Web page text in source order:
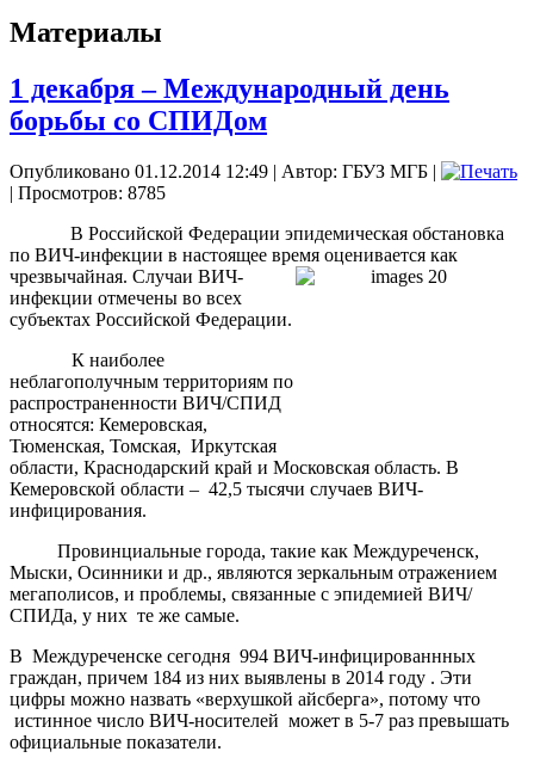
Материалы
1 декабря – Международный день
борьбы со СПИДом
Опубликовано 01.12.2014 12:49 | Автор: ГБУЗ МГБ |
| Просмотров: 8785
В Российской Федерации эпидемическая обстановка
по ВИЧ-инфекции в настоящее время оценивается как
чрезвычайная. Случаи ВИЧ-
инфекции отмечены во всех
субъектах Российской Федерации.
К наиболее
неблагополучным территориям по
распространенности ВИЧ/СПИД
относятся: Кемеровская,
Тюменская, Томская, Иркутская
области, Краснодарский край и Московская область. В
Кемеровской области – 42,5 тысячи случаев ВИЧ-
инфицирования.
Провинциальные города, такие как Междуреченск,
Мыски, Осинники и др., являются зеркальным отражением
мегаполисов, и проблемы, связанные с эпидемией ВИЧ/
СПИДа, у них те же самые.
В Междуреченске сегодня 994 ВИЧ-инфицированнных
граждан, причем 184 из них выявлены в 2014 году . Эти
цифры можно назвать «верхушкой айсберга», потому что
истинное число ВИЧ-носителей может в 5-7 раз превышать
официальные показатели.